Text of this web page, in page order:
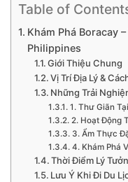
Table of
Khám Phá Boracay
Philippines
Giới Thiệu Chung
Vị Trí Địa Lý &
Những Trải
1. Thư Giãn
2. Hoạt Động
3. Ẩm Thực
4. Khám Phá
Thời Điểm Lý
Lưu Ý Khi Đi Du